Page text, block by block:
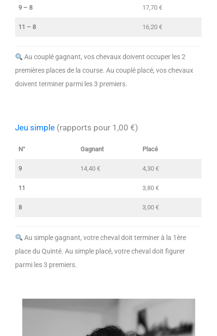
9 – 8 17,70 €
11 – 8 16,20 €
Au couplé gagnant, vos chevaux doivent occuper les 2
premières places de la course. Au couplé placé, vos chevaux
doivent terminer parmi les 3 premiers.
Jeu simple (rapports pour 1,00 €)
N° Gagnant Placé
9 14,40 € 4,30 €
11 3,80 €
8 3,00 €
Au simple gagnant, votre cheval doit terminer à la 1ère
place du Quinté. Au simple placé, votre cheval doit figurer
parmi les 3 premiers.